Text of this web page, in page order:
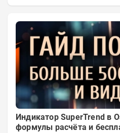
Индикатор SuperTrend в
формулы расчёта и